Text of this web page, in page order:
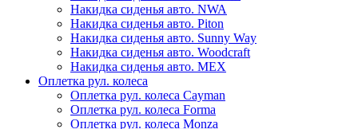
Накидка сиденья авто. NWA
Накидка сиденья авто. Piton
Накидка сиденья авто. Sunny Way
Накидка сиденья авто. Woodcraft
Накидка сиденья авто. МЕХ
Оплетка рул. колеса
Оплетка рул. колеса Cayman
Оплетка рул. колеса Forma
Оплетка рул. колеса Monza